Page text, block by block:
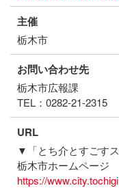
主催
栃木市
お問い合わせ先
栃木市広報課
TEL：0282-21-2315
URL
▼「とち介とすごす
栃木市ホームページ
https://